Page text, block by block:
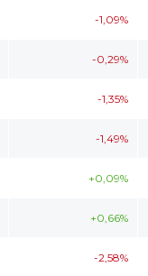
-1,09%
-0,29%
-1,35%
-1,49%
+0,09%
+0,66%
-2,58%